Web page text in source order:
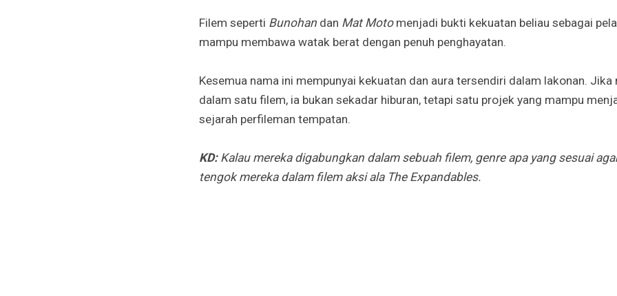
Filem seperti Bunohandan Mat Motomenjadi bukti kekuatan beliau sebagai
mampu membawa watak berat dengan penuh penghayatan.
Kesemua nama ini mempunyai kekuatan dan aura tersendiri dalam lakonan.
dalam satu filem, ia bukan sekadar hiburan, tetapi satu projek yang mampu
sejarah perfileman tempatan.
KD: Kalau mereka digabungkan dalam sebuah filem, genre apa yang sesuai
tengok mereka dalam filem aksi ala The Expandables.